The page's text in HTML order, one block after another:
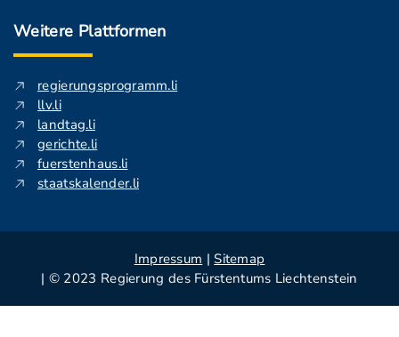
Weitere Plattformen
regierungsprogramm.li
llv.li
landtag.li
gerichte.li
fuerstenhaus.li
staatskalender.li
Impressum | Sitemap
| © 2023 Regierung des Fürstentums Liechtenstein